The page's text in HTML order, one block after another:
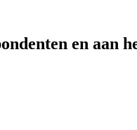
en aan